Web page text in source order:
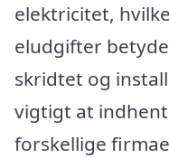
elektricitet,
eludgifter
skridtet og
vigtigt at
forskellige